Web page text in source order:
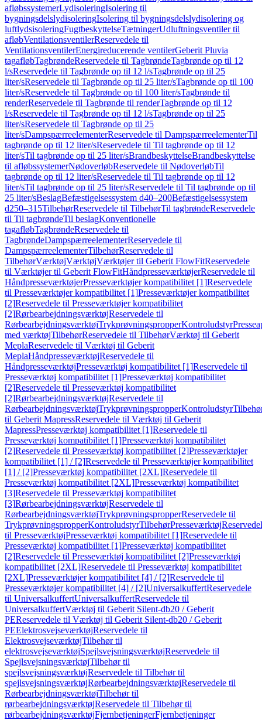
afløbssystemerLydisoleringIsolering til
bygningsdelslydisoleringIsolering til bygningsdelslydisolering og
luftlydsisoleringFugtbeskyttelseTætningerUdluftningsventiler til
afløbVentilationsventilerReservedele til
VentilationsventilerEnergireducerende ventilerGeberit Pluvia
tagafløbTagbrøndeReservedele til TagbrøndeTagbrønde op til 12
l/sReservedele til Tagbrønde op til 12 l/sTagbrønde op til 25
liter/sReservedele til Tagbrønde op til 25 liter/sTagbrønde op til 100
liter/sReservedele til Tagbrønde op til 100 liter/sTagbrønde til
renderReservedele til Tagbrønde til renderTagbrønde op til 12
l/sReservedele til Tagbrønde op til 12 l/sTagbrønde op til 25
liter/sReservedele til Tagbrønde op til 25
liter/sDampspærreelementerReservedele til DampspærreelementerTil
tagbrønde op til 12 liter/sReservedele til Til tagbrønde op til 12
liter/sTil tagbrønde op til 25 liter/sBrandbeskyttelseBrandbeskyttelse
til afløbssystemerNødoverløbReservedele til NødoverløbTil
tagbrønde op til 12 liter/sReservedele til Til tagbrønde op til 12
liter/sTil tagbrønde op til 25 liter/sReservedele til Til tagbrønde op til
25 liter/sBeslagBefæstigelsessystem d40–200Befæstigelsessystem
d250–315TilbehørReservedele til TilbehørTil tagbrøndeReservedele
til Til tagbrøndeTil beslagKonventionelle
tagafløbTagbrøndeReservedele til
TagbrøndeDampspærreelementerReservedele til
DampspærreelementerTilbehørReservedele til
TilbehørVærktøjVærktøjVærktøjer til Geberit FlowFitReservedele
til Værktøjer til Geberit FlowFitHåndpresseværktøjerReservedele til
HåndpresseværktøjerPresseværktøjer kompatibilitet [1]Reservedele
til Presseværktøjer kompatibilitet [1]Presseværktøjer kompatibilitet
[2]Reservedele til Presseværktøjer kompatibilitet
[2]RørbearbejdningsværktøjReservedele til
RørbearbejdningsværktøjTrykprøvningspropperKontroludstyr
med værktøjTilbehørReservedele til TilbehørVærktøj til Geberit
MeplaReservedele til Værktøj til Geberit
MeplaHåndpresseværktøjReservedele til
HåndpresseværktøjPresseværktøj kompatibilitet [1]Reservedele til
Presseværktøj kompatibilitet [1]Presseværktøj kompatibilitet
[2]Reservedele til Presseværktøj kompatibilitet
[2]RørbearbejdningsværktøjReservedele til
RørbearbejdningsværktøjTrykprøvningspropperKontroludstyr
til Geberit MapressReservedele til Værktøj til Geberit
MapressPresseværktøj kompatibilitet [1]Reservedele til
Presseværktøj kompatibilitet [1]Presseværktøj kompatibilitet
[2]Reservedele til Presseværktøj kompatibilitet [2]Presseværktøjer
kompatibilitet [1] / [2]Reservedele til Presseværktøjer kompatibilitet
[1] / [2]Presseværktøj kompatibilitet [2XL]Reservedele til
Presseværktøj kompatibilitet [2XL]Presseværktøj kompatibilitet
[3]Reservedele til Presseværktøj kompatibilitet
[3]RørbearbejdningsværktøjReservedele til
RørbearbejdningsværktøjTrykprøvningspropperReservedele til
TrykprøvningspropperKontroludstyrTilbehørPresseværktøj
til PresseværktøjPresseværktøj kompatibilitet [1]Reservedele til
Presseværktøj kompatibilitet [1]Presseværktøj kompatibilitet
[2]Reservedele til Presseværktøj kompatibilitet [2]Presseværktøj
kompatibilitet [2XL]Reservedele til Presseværktøj kompatibilitet
[2XL]Presseværktøjer kompatibilitet [4] / [2]Reservedele til
Presseværktøjer kompatibilitet [4] / [2]UniversalkuffertReservedele
til UniversalkuffertUniversalkuffertReservedele til
UniversalkuffertVærktøj til Geberit Silent-db20 / Geberit
PEReservedele til Værktøj til Geberit Silent-db20 / Geberit
PEElektrosvejseværktøjReservedele til
ElektrosvejseværktøjTilbehør til
elektrosvejseværktøjSpejlsvejsningsværktøjReservedele til
SpejlsvejsningsværktøjTilbehør til
spejlsvejsningsværktøjReservedele til Tilbehør til
spejlsvejsningsværktøjRørbearbejdningsværktøjReservedele til
RørbearbejdningsværktøjTilbehør til
rørbearbejdningsværktøjReservedele til Tilbehør til
rørbearbejdningsværktøjFjernbetjeningerFjernbetjeninger